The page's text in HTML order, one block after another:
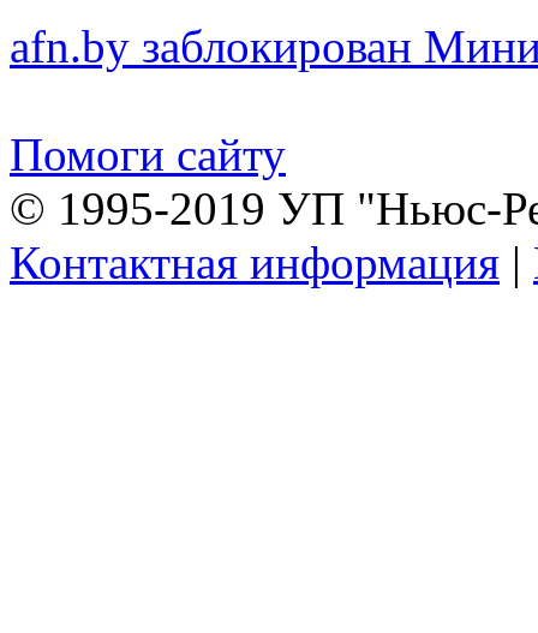
afn.by заблокирован
Помоги сайту
© 1995-2019 УП "Ньюс-
Контактная информация |